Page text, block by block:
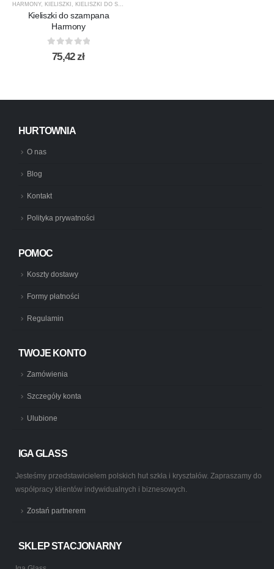
HARMONY, KIELISZKI KIELISZKI DO SZAMPANA
Kieliszki do szampana
Harmony
out of 5
75,42zł
HURTOWNIA
O nas
Blog
Kontakt
Polityka prywatności
POMOC
Koszty dostawy
Formy płatności
Regulamin
TWOJE KONTO
Zamówienia
Szczegóły konta
Ulubione
IGA GLASS
Jesteśmy przedstawicielem polskich hut szkła i kryształów. Zapraszamy do
współpracy klientów indywidualnych i biznesowych.
Zostań partnerem
SKLEP STACJONARNY